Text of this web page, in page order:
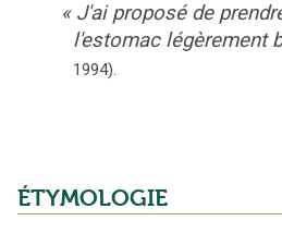
« J'ai proposé de
l'estomac légèrement
1994).
ÉTYMOLOGIE